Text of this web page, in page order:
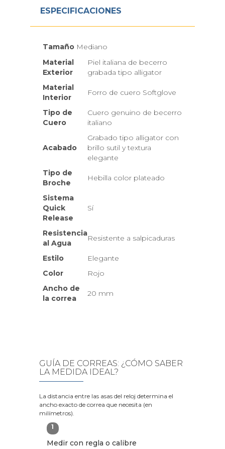
ESPECIFICACIONES
Tamaño Mediano
Material
Exterior
Piel italiana de becerro
grabada tipo alligator
Material
Interior
Forro de cuero Softglove
Tipo de
Cuero
Cuero genuino de becerro
italiano
Acabado
Grabado tipo alligator con
brillo sutil y textura
elegante
Tipo de
Broche
Hebilla color plateado
Sistema
Quick
Release
Sí
Resistencia
al Agua
Resistente a salpicaduras
Estilo
Elegante
Color
Rojo
Ancho de
la correa
20 mm
GUÍA DE CORREAS: ¿CÓMO SABER
LA MEDIDA IDEAL?
La distancia entre las asas del reloj determina el
ancho exacto de correa que necesita (en
milímetros).
1
Medir con regla o calibre